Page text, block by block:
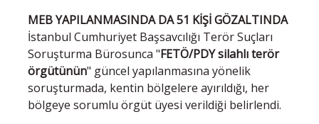
MEB YAPILANMASINDA DA 51 KİŞİ GÖZALTINDA
İstanbul Cumhuriyet Başsavcılığı Terör Suçları
Soruşturma Bürosunca "FETÖ/PDY silahlı terör
örgütünün" güncel yapılanmasına yönelik
soruşturmada, kentin bölgelere ayırıldığı, her
bölgeye sorumlu örgüt üyesi verildiği belirlendi.